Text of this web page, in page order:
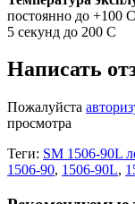
постоянно до +100
5 секунд до 200 С
Написать
Пожалуйста
просмотра
Теги: SM 1506-90L
1506-90, 1506-90L,